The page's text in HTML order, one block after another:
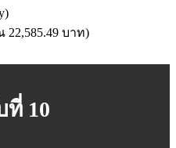
22,585.49 บาท)
10